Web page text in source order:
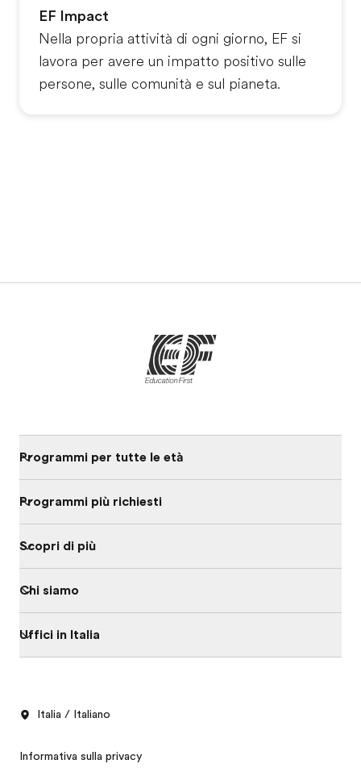
EF Impact
Nella propria attività di ogni giorno, EF si
lavora per avere un impatto positivo sulle
persone, sulle comunità e sul pianeta.
Programmi per tutte le età
Programmi più richiesti
Scopri di più
Chi siamo
Uffici in Italia
Italia / Italiano
Informativa sulla privacy